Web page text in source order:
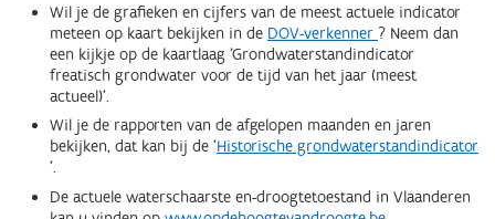
Wil je de grafieken en cijfers van de meest actuele indicator
meteen op kaart bekijken in de DOV-verkenner ? Neem dan
een kijkje op de kaartlaag 'Grondwaterstandindicator
freatisch grondwater voor de tijd van het jaar (meest
actueel)'.
Wil je de rapporten van de afgelopen maanden en jaren
bekijken, dat kan bij de 'Historische grondwaterstandindicator
'.
De actuele waterschaarste en-droogtetoestand in Vlaanderen